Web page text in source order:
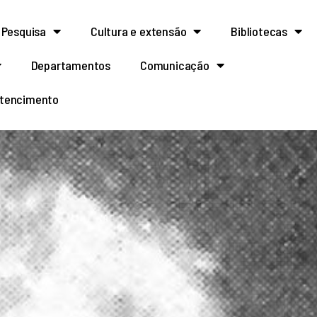
Pesquisa Cultura e extensão Bibliotecas
Departamentos Comunicação